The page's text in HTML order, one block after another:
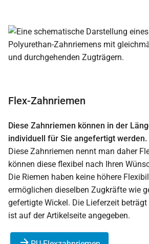
Flex-Zahnriemen
Diese Zahnriemen können in der
individuell für Sie angefertigt werden.
Diese Zahnriemen nennt man daher
können diese flexibel nach Ihren
Die Riemen haben keine höhere
ermöglichen dieselben Zugkräfte wie
gefertigte Wickel. Die Lieferzeit
ist auf der Artikelseite angegeben.